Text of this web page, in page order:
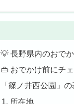
💡 長野県内のおで
👜 おでかけ前にチ
「篠ノ井西公園」
所在地